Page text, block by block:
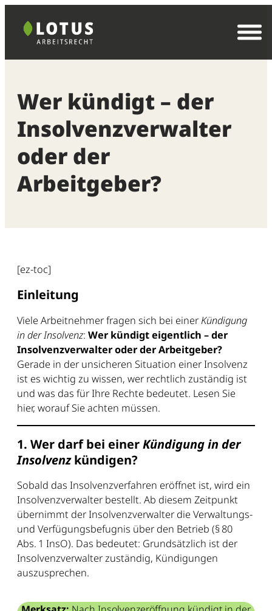
Inhalt
springen
Wer kündigt – der
Insolvenzverwalter
oder der
Arbeitgeber?
[ez-toc]
Einleitung
Viele Arbeitnehmer fragen sich bei einerKündigung
in der Insolvenz: Wer kündigt eigentlich – der
Insolvenzverwalter oder der Arbeitgeber?
Gerade in der unsicheren Situation einer Insolvenz
ist es wichtig zu wissen, wer rechtlich zuständig ist
und was das für Ihre Rechte bedeutet. Lesen Sie
hier, worauf Sie achten müssen.
1. Wer darf bei einerKündigung in der
Insolvenzkündigen?
Sobald das Insolvenzverfahren eröffnet ist, wird ein
Insolvenzverwalter bestellt. Ab diesem Zeitpunkt
übernimmt der Insolvenzverwalter die Verwaltungs-
und Verfügungsbefugnis über den Betrieb (§ 80
Abs. 1 InsO). Das bedeutet: Grundsätzlich ist der
Insolvenzverwalter zuständig, Kündigungen
auszusprechen.